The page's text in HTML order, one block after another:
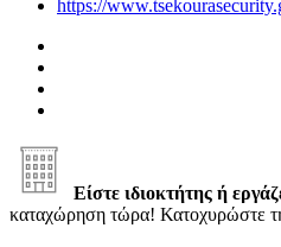
https://
Είστε ιδιοκτήτης ή
καταχώρηση τώρα! Κατοχυρώστε